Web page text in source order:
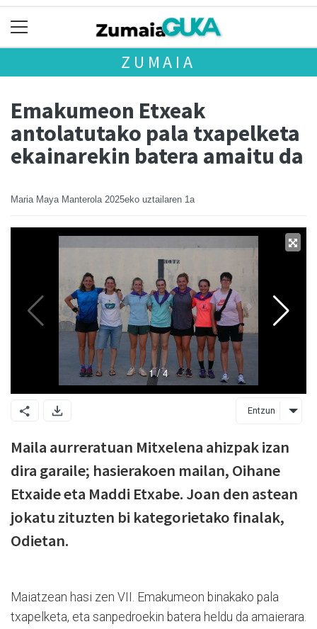
ZUMAIA
Emakumeon Etxeak
antolatutako pala txapelketa
ekainarekin batera amaitu da
Maria Maya Manterola 2025eko uztailaren 1a
Entzun
Maila aurreratuan Mitxelena ahizpak izan
dira garaile; hasierakoen mailan, Oihane
Etxaide eta Maddi Etxabe. Joan den astean
jokatu zituzten bi kategorietako finalak,
Odietan.
Maiatzean hasi zen VII. Emakumeon binakako pala
txapelketa, eta sanpedroekin batera heldu da amaierara.